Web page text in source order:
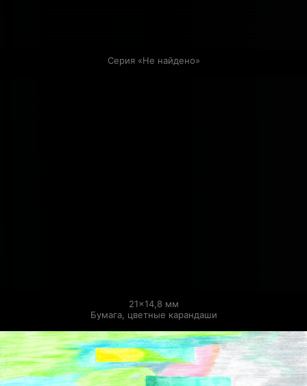
Серия «Не найдено»
21×14,8 мм
Бумага, цветные карандаши